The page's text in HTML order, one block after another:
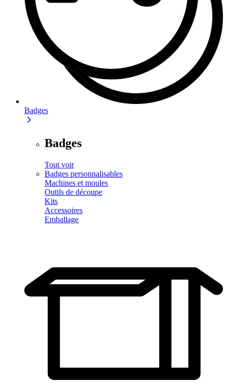
Badges
Badges
Tout voir
Badges personnalisables
Machines et moules
Outils de découpe
Kits
Accessoires
Emballage